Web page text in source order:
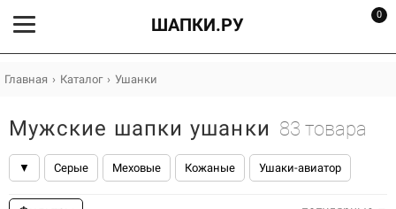
ШАПКИ.РУ 0
Главная Каталог Ушанки
Мужские шапки ушанки 83 товара
▼ Серые Меховые Кожаные Ушаки-авиатор
Болоньевые